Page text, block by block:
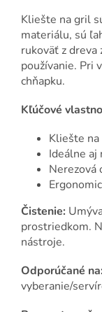
Kliešte na gril
materiálu, sú
rukoväť z dreva
používanie. Pri
chňapku.
Kľúčové
Kliešte
Ideálne aj
Nerezová
Čistenie:
prostriedkom.
nástroje.
Odporúčané na:
vyberanie/